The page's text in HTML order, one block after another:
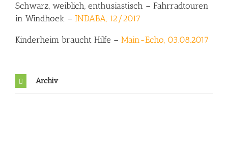
Schwarz, weiblich, enthusiastisch – Fahrradtouren
in Windhoek – INDABA, 12/2017
Kinderheim braucht Hilfe – Main-Echo, 03.08.2017
Archiv